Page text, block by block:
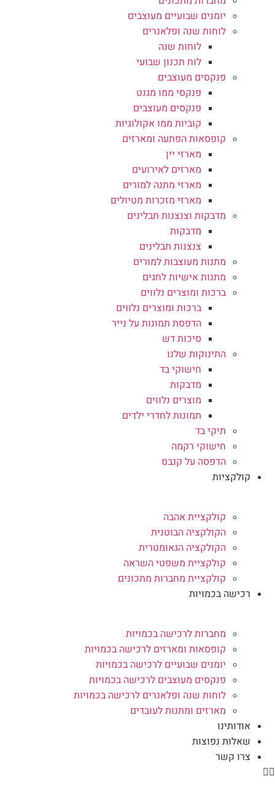
יומנים שבועיים מעוצבים
לוחות שנה ופלאנרים
לוחות שנה
לוח תכנון שבועי
פנקסים מעוצבים
פנקסי ממו מגנט
פנקסים מעוצבים
קוביות ממו אקולוגיות
קופסאות הפתעה ומארזים
מארזי יין
מארזים לאירועים
מארזי מתנה למורים
מארזי מזכרות מטיולים
מדבקות וצנצנות תבלינים
מדבקות
צנצנות תבלינים
מתנות מעוצבות למורים
מתנות אישיות לחגים
ברכות ומוצרים נלווים
ברכות ומוצרים נלווים
הדפסת תמונות על נייר
סיכות דש
התינוקות שלנו
חישוקי בד
מדבקות
מוצרים נלווים
תמונות לחדרי ילדים
תיקי בד
חישוקי רקמה
הדפסה על קנבס
קולקציות
קולקציית אהבה
הקולקציה הבוטנית
הקולקציה הגאומטרית
קולקציית משפטי השראה
קולקציית מחברות מתכונים
רכישה בכמויות
מחברות לרכישה בכמויות
קופסאות ומארזים לרכישה בכמויות
יומנים שבועיים לרכישה בכמויות
פנקסים מעוצבים לרכישה בכמויות
לוחות שנה ופלאנרים לרכישה בכמויות
מארזים ומתנות לעובדים
אודותינו
שאלות נפוצות
צרו קשר